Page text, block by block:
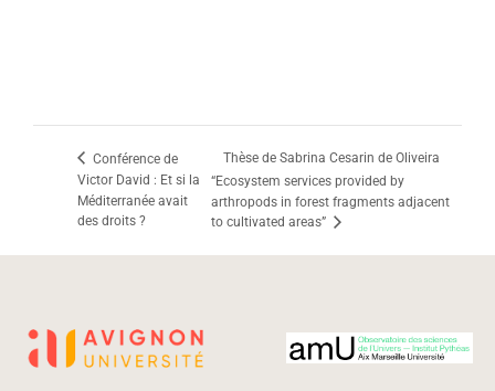
Conférence de
Victor David : Et si la
Méditerranée avait
des droits ?
Thèse de Sabrina Cesarin de Oliveira
“Ecosystem services provided by
arthropods in forest fragments adjacent
to cultivated areas”